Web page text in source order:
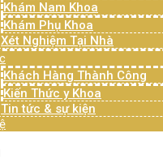
Khám Nam Khoa
Khám Phụ Khoa
Xét Nghiệm Tại Nhà
Khách Hàng Thành Công
Kiến Thức y Khoa
Tin tức & sự kiện